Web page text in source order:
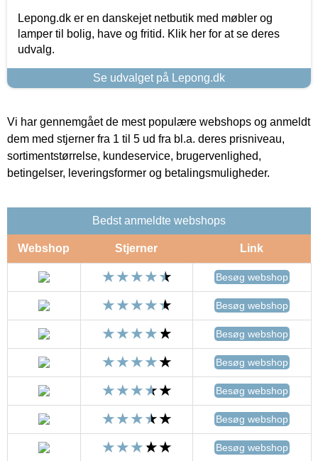
Lepong.dk er en danskejet netbutik med møbler og
lamper til bolig, have og fritid. Klik her for at se deres
udvalg.
Se udvalget på Lepong.dk
Vi har gennemgået de mest populære webshops og anmeldt
dem med stjerner fra 1 til 5 ud fra bl.a. deres prisniveau,
sortimentstørrelse, kundeservice, brugervenlighed,
betingelser, leveringsformer og betalingsmuligheder.
Bedst anmeldte webshops
Webshop Stjerner Link
Besøg webshop
Besøg webshop
Besøg webshop
Besøg webshop
Besøg webshop
Besøg webshop
Besøg webshop